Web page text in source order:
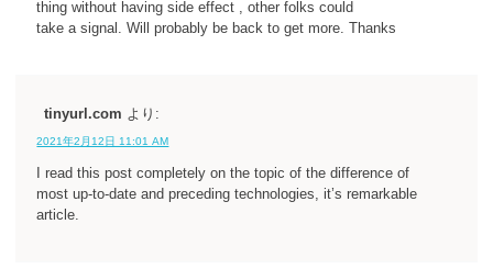
thing without having side effect , other folks could
take a signal. Will probably be back to get more. Thanks
tinyurl.com より:
2021年2月12日 11:01 AM
I read this post completely on the topic of the difference of
most up-to-date and preceding technologies, it’s remarkable
article.